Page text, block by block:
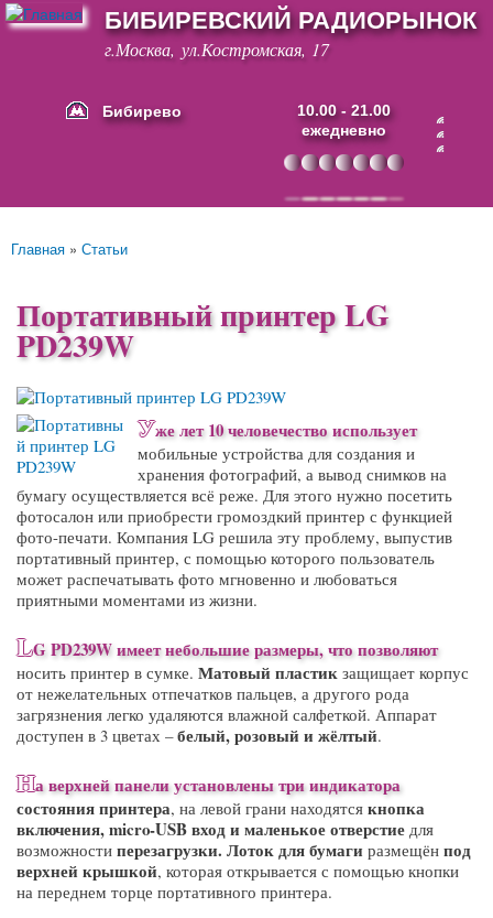
Перейти к
основному
содержанию
БИБИРЕВСКИЙ РАДИОРЫНОК
г.Москва, ул.Костромская, 17
Бибирево
10.00 - 21.00
ежедневно
Основные ссылки
Вы здесь
Главная » Статьи
Портативный принтер LG
PD239W
Уже лет 10 человечество использует
мобильные устройства для создания и
хранения фотографий, а вывод снимков на
бумагу осуществляется всё реже. Для этого нужно посетить
фотосалон или приобрести громоздкий принтер с функцией
фото-печати. Компания LG решила эту проблему, выпустив
портативный принтер, с помощью которого пользователь
может распечатывать фото мгновенно и любоваться
приятными моментами из жизни.
LG PD239Wимеет небольшие размеры, что позволяют
носить принтер в сумке. Матовый пластик защищает корпус
от нежелательных отпечатков пальцев, а другого рода
загрязнения легко удаляются влажной салфеткой. Аппарат
доступен в 3 цветах –белый, розовый и жёлтый.
На верхней панели установленытри индикатора
состояния принтера, на левой грани находятся кнопка
включения,micro-USBвход и маленькое отверстие для
возможности перезагрузки. Лоток для бумаги размещён под
верхней крышкой, которая открывается с помощью кнопки
на переднем торце портативного принтера.